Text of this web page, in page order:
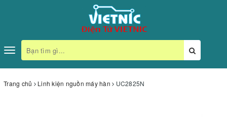
Toggle
navigation
Trang chủ Linh kiện nguồn máy hàn UC2825N